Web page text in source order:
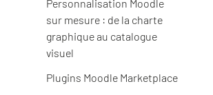
Personnalisation Moodle
sur mesure : de la charte
graphique au catalogue
visuel
Plugins Moodle Marketplace